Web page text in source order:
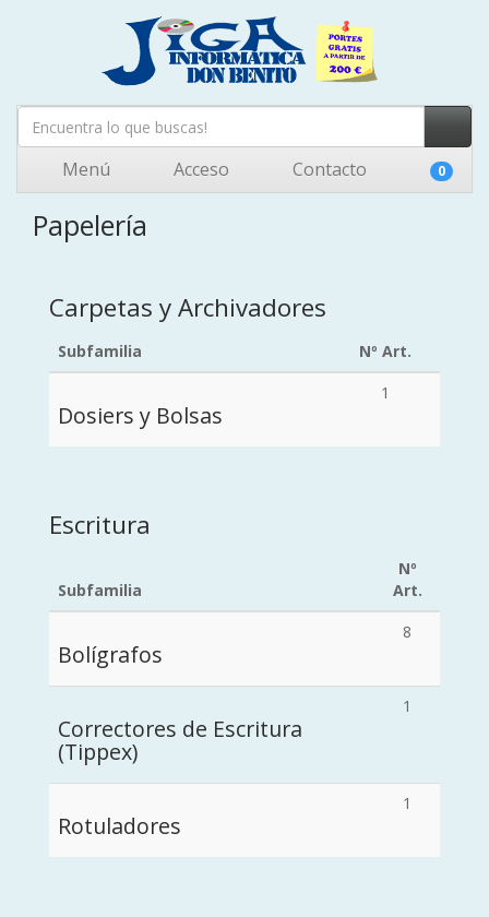
Menú Acceso Contacto 0
Papelería
Carpetas y Archivadores
Subfamilia Nº Art.
Dosiers y Bolsas
1
Escritura
Subfamilia
Nº
Art.
Bolígrafos
8
Correctores de Escritura
(Tippex)
1
Rotuladores
1